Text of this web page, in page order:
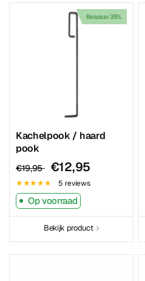
Bespaar 35%
Kachelpook / haard
pook
€19,95 €12,95
5 reviews
Op voorraad
Bekijk product